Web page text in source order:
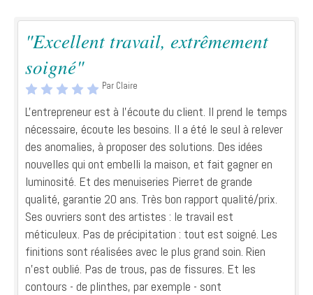
"Excellent travail, extrêmement
soigné"
Par Claire
L'entrepreneur est à l'écoute du client. Il prend le temps
nécessaire, écoute les besoins. Il a été le seul à relever
des anomalies, à proposer des solutions. Des idées
nouvelles qui ont embelli la maison, et fait gagner en
luminosité. Et des menuiseries Pierret de grande
qualité, garantie 20 ans. Très bon rapport qualité/prix.
Ses ouvriers sont des artistes : le travail est
méticuleux. Pas de précipitation : tout est soigné. Les
finitions sont réalisées avec le plus grand soin. Rien
n'est oublié. Pas de trous, pas de fissures. Et les
contours - de plinthes, par exemple - sont